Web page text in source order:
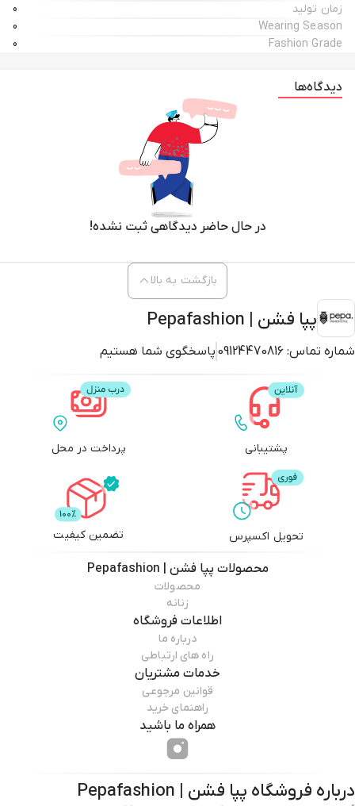
زمان تولید
0
Wearing Season
0
Fashion Grade
0
دیدگاه‌ها
در حال حاضر دیدگاهی ثبت نشده!
پپا فشن | Pepafashion
شماره تماس: 09124470816 پاسخگوی شما هستیم
بازگشت به بالا
پشتیبانی پرداخت در محل
تحویل اکسپرس تضمین کیفیت
محصولات پپا فشن | Pepafashion
محصولات
زنانه
اطلاعات فروشگاه
درباره ما
راه های ارتباطی
خدمات مشتریان
قوانین مرجوعی
راهنمای خرید
همراه ما باشید
درباره فروشگاه پپا فشن | Pepafashion